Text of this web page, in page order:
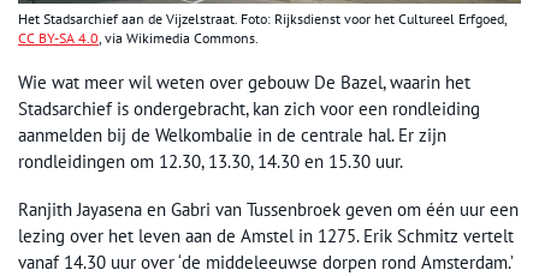
Het Stadsarchief aan de Vijzelstraat. Foto: Rijksdienst voor het Cultureel Erfgoed,
CC BY-SA 4.0, via Wikimedia Commons.
Wie wat meer wil weten over gebouw De Bazel, waarin het
Stadsarchief is ondergebracht, kan zich voor een rondleiding
aanmelden bij de Welkombalie in de centrale hal. Er zijn
rondleidingen om 12.30, 13.30, 14.30 en 15.30 uur.
Ranjith Jayasena en Gabri van Tussenbroek geven om één uur een
lezing over het leven aan de Amstel in 1275. Erik Schmitz vertelt
vanaf 14.30 uur over ‘de middeleeuwse dorpen rond Amsterdam.’